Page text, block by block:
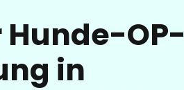
OP-
in